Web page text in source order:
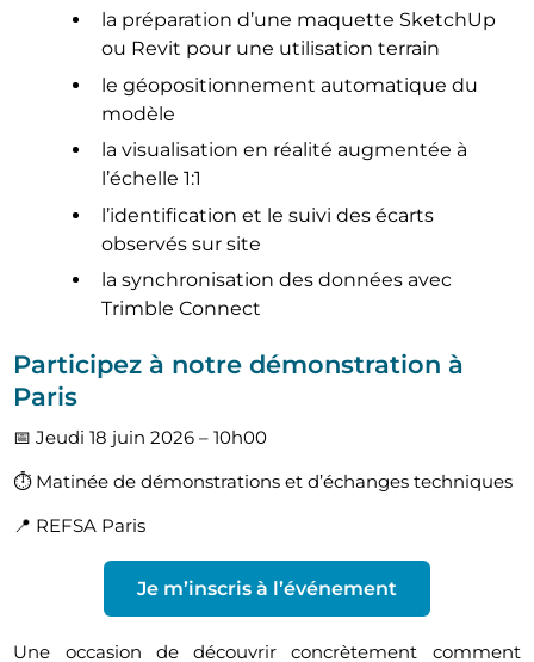
la préparation d’une maquette SketchUp
ou Revit pour une utilisation terrain
le géopositionnement automatique du
modèle
la visualisation en réalité augmentée à
l’échelle 1:1
l’identification et le suivi des écarts
observés sur site
la synchronisation des données avec
Trimble Connect
Participez à notre démonstration à
Paris
📅 Jeudi 18 juin 2026 – 10h00
⏱️ Matinée de démonstrations et d’échanges techniques
📍 REFSA Paris
Je m’inscris à l’événement
Une occasion de découvrir concrètement comment